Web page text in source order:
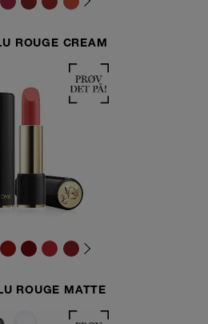
ROUGE CREAM
ROUGE MATTE